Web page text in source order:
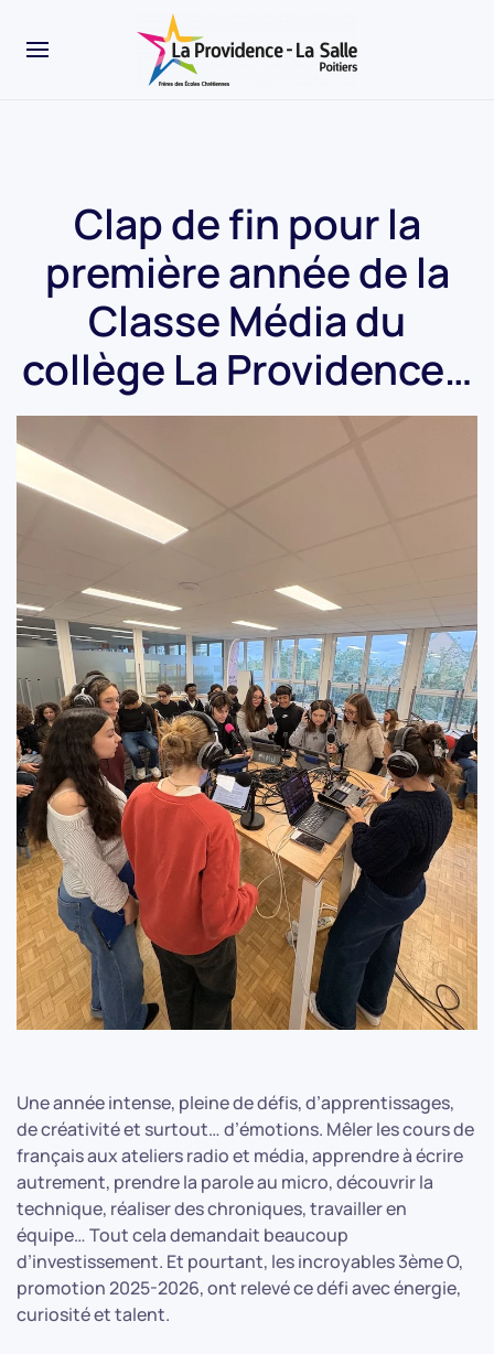
Clap de fin pour la
première année de la
Classe Média du
collège La Providence…
Une année intense, pleine de défis, d’apprentissages,
de créativité et surtout… d’émotions. Mêler les cours de
français aux ateliers radio et média, apprendre à écrire
autrement, prendre la parole au micro, découvrir la
technique, réaliser des chroniques, travailler en
équipe… Tout cela demandait beaucoup
d’investissement. Et pourtant, les incroyables 3ème O,
promotion 2025-2026, ont relevé ce défi avec énergie,
curiosité et talent.